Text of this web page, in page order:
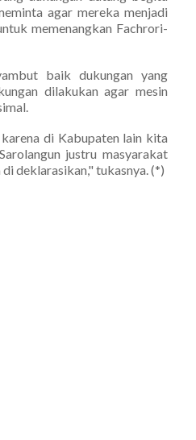
agar mereka menjadi
memenangkan Fachrori-
baik dukungan yang
dilakukan agar mesin
di Kabupaten lain kita
justru masyarakat
deklarasikan," tukasnya. (*)